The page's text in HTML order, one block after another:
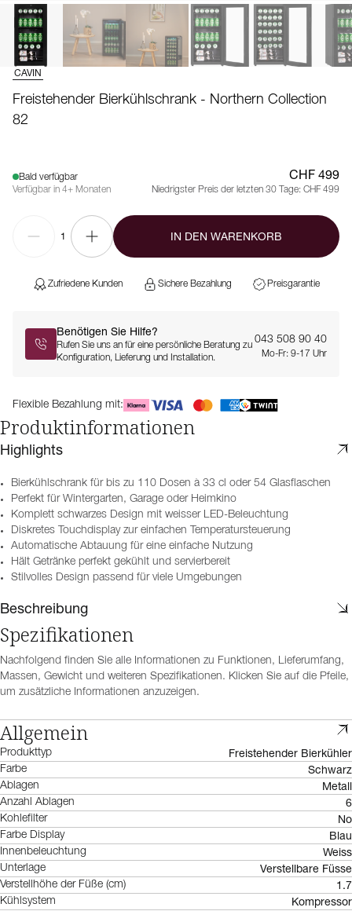
CAVIN
Freistehender Bierkühlschrank - Northern Collection
82
Bald verfügbar
Verfügbar in 4+ Monaten
CHF 499
Niedrigster Preis der letzten 30 Tage: CHF 499
1 IN DEN WARENKORB
Zufriedene Kunden Sichere Bezahlung Preisgarantie
Benötigen Sie Hilfe?
Rufen Sie uns an für eine persönliche Beratung zu
Konfiguration, Lieferung und Installation.
043 508 90 40
Mo-Fr: 9-17 Uhr
Flexible Bezahlung mit:
Produktinformationen
Highlights
Bierkühlschrank für bis zu 110 Dosen à 33 cl oder 54 Glasflaschen
Perfekt für Wintergarten, Garage oder Heimkino
Komplett schwarzes Design mit weisser LED-Beleuchtung
Diskretes Touchdisplay zur einfachen Temperatursteuerung
Automatische Abtauung für eine einfache Nutzung
Hält Getränke perfekt gekühlt und servierbereit
Stilvolles Design passend für viele Umgebungen
Beschreibung
Spezifikationen
Nachfolgend finden Sie alle Informationen zu Funktionen, Lieferumfang,
Massen, Gewicht und weiteren Spezifikationen. Klicken Sie auf die Pfeile,
um zusätzliche Informationen anzuzeigen.
Allgemein
Produkttyp Freistehender Bierkühler
Farbe Schwarz
Ablagen Metall
Anzahl Ablagen 6
Kohlefilter No
Farbe Display Blau
Innenbeleuchtung Weiss
Unterlage Verstellbare Füsse
Verstellhöhe der Füße (cm) 1.7
Kühlsystem Kompressor